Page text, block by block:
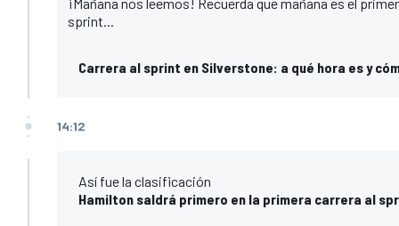
sprint...
Carrera al sprint en Silverstone: a qué hora es y
14:12
Así fue la clasificación
Hamilton saldrá primero en la primera carrera al